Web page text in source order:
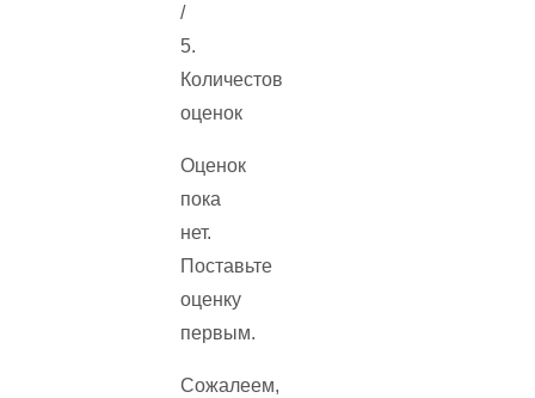
/
5.
Количестов
оценок
Оценок
пока
нет.
Поставьте
оценку
первым.
Сожалеем,